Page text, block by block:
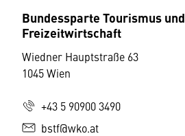
Bundessparte Tourismus und
Freizeitwirtschaft
Wiedner Hauptstraße 63
1045 Wien
+43 5 90900 3490
bstf@wko.at